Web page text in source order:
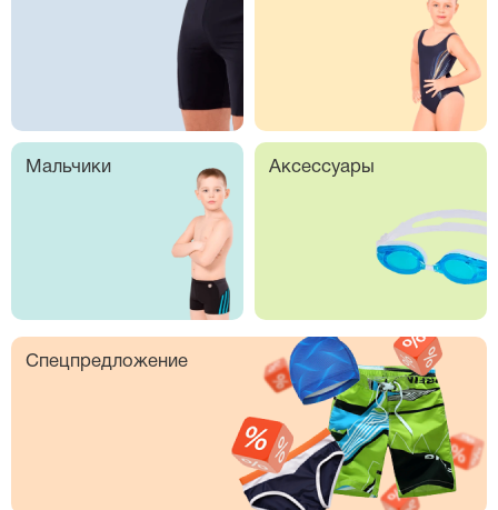
Мальчики Аксессуары
Спецпредложение